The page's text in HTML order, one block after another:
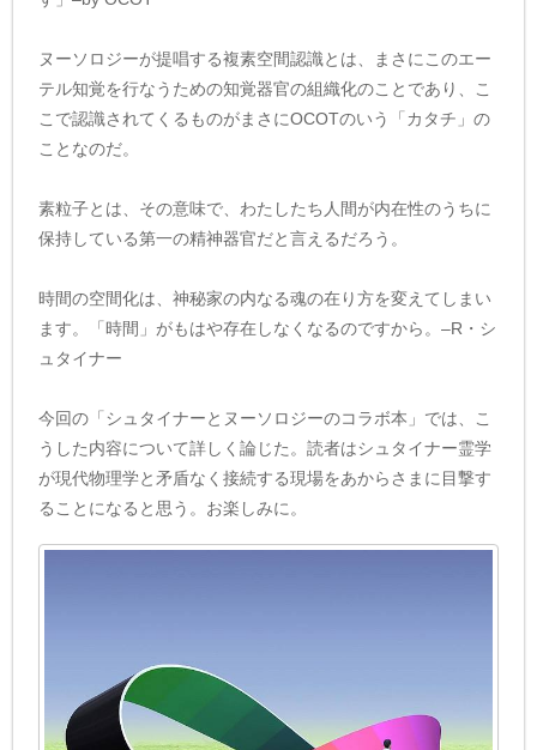
ヌーソロジーが提唱する複素空間認識とは、まさにこのエー
テル知覚を行なうための知覚器官の組織化のことであり、こ
こで認識されてくるものがまさにOCOTのいう「カタチ」の
ことなのだ。
素粒子とは、その意味で、わたしたち人間が内在性のうちに
保持している第一の精神器官だと言えるだろう。
時間の空間化は、神秘家の内なる魂の在り方を変えてしまい
ます。「時間」がもはや存在しなくなるのですから。–R・シ
ュタイナー
今回の「シュタイナーとヌーソロジーのコラボ本」では、こ
うした内容について詳しく論じた。読者はシュタイナー霊学
が現代物理学と矛盾なく接続する現場をあからさまに目撃す
ることになると思う。お楽しみに。